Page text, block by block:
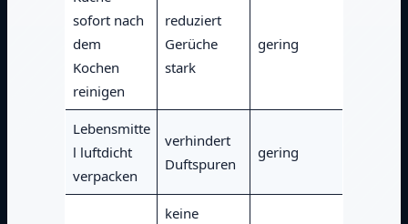
sofort nach
dem
Kochen
reinigen
reduziert
Gerüche
stark
gering
Lebensmitte
l luftdicht
verpacken
verhindert
Duftspuren
gering
keine